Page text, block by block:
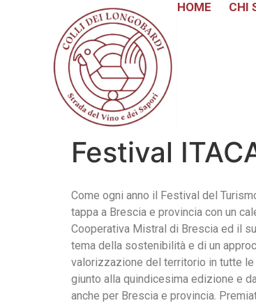
HOME CHI
Festival
Come ogni anno il Festival del
tappa a Brescia e provincia con un
Cooperativa Mistral di Brescia ed il
tema della sostenibilità e di un
valorizzazione del territorio in tutte
giunto alla quindicesima edizione e
anche per Brescia e provincia.